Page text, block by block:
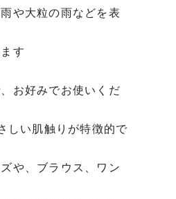
や大粒の雨などを表
す
お好みでお使いくだ
しい肌触りが特徴的で
や、ブラウス、ワン